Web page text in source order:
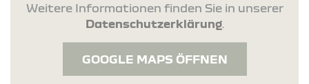
Weitere Informationen finden Sie in unserer
Datenschutzerklärung.
GOOGLE MAPS ÖFFNEN